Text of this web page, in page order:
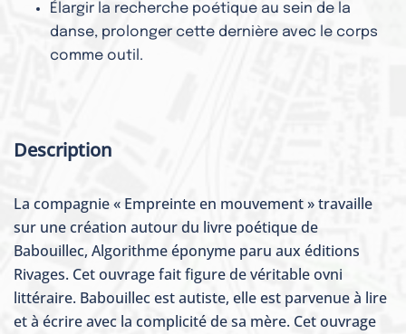
Élargir la recherche poétique au sein de la
danse, prolonger cette dernière avec le corps
comme outil.
Description
La compagnie « Empreinte en mouvement » travaille
sur une création autour du livre poétique de
Babouillec, Algorithme éponyme paru aux éditions
Rivages. Cet ouvrage fait figure de véritable ovni
littéraire. Babouillec est autiste, elle est parvenue à lire
et à écrire avec la complicité de sa mère. Cet ouvrage